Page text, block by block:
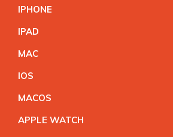
IPHONE
IPAD
MAC
IOS
MACOS
APPLE WATCH